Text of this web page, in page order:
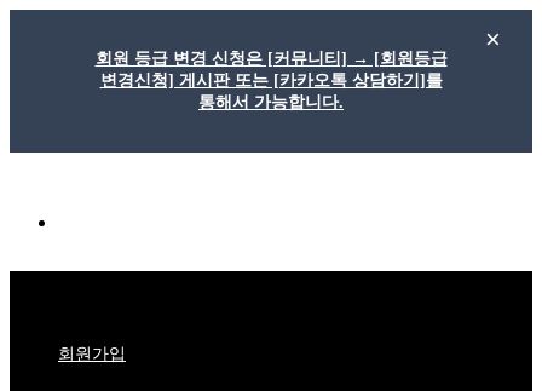
회원 등급 변경 신청은 [커뮤니티] → [회원등급
변경신청] 게시판 또는 [카카오톡 상담하기]를
통해서 가능합니다.
회원가입